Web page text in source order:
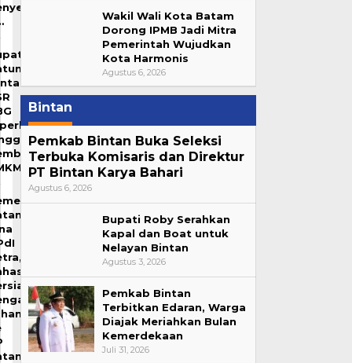
Wakil Wali Kota Batam
Dorong IPMB Jadi Mitra
Pemerintah Wujudkan
Kota Harmonis
Agustus 6, 2026
Bintan
Pemkab Bintan Buka Seleksi
Terbuka Komisaris dan Direktur
PT Bintan Karya Bahari
Agustus 6, 2026
Bupati Roby Serahkan
Kapal dan Boat untuk
Nelayan Bintan
Agustus 3, 2026
Pemkab Bintan
Terbitkan Edaran, Warga
Diajak Meriahkan Bulan
Kemerdekaan
Juli 31, 2026